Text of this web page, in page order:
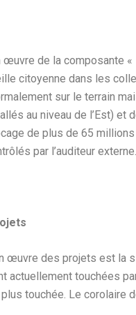
œuvre de la composante
citoyenne dans les
sur le terrain
au niveau de l’Est) et
de plus de 65 millions
par l’auditeur externe.
œuvre des projets est la
actuellement touchées
touchée. Le corolaire